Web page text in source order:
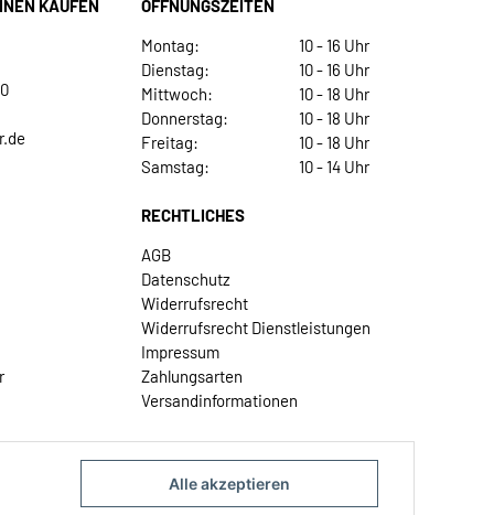
Alle akzeptieren
KAUFEN
ÖFFNUNGSZEITEN
Montag:
10 - 16 Uhr
Dienstag:
10 - 16 Uhr
Mittwoch:
10 - 18 Uhr
Donnerstag:
10 - 18 Uhr
Freitag:
10 - 18 Uhr
Samstag:
10 - 14 Uhr
RECHTLICHES
AGB
Datenschutz
Widerrufsrecht
Widerrufsrecht Dienstleistungen
Impressum
Zahlungsarten
Versandinformationen